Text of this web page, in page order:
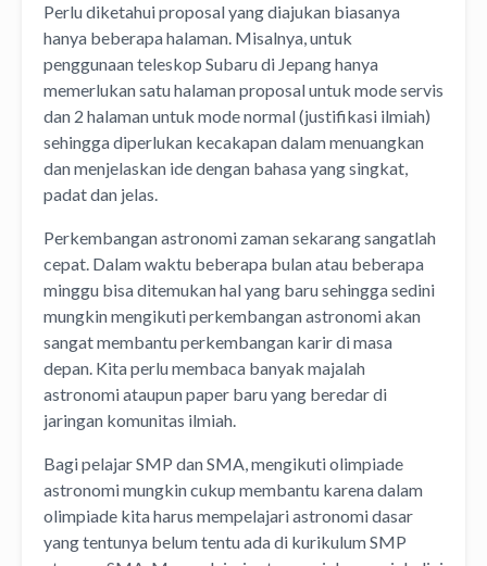
Perlu diketahui proposal yang diajukan biasanya
hanya beberapa halaman. Misalnya, untuk
penggunaan teleskop Subaru di Jepang hanya
memerlukan satu halaman proposal untuk mode servis
dan 2 halaman untuk mode normal (justifikasi ilmiah)
sehingga diperlukan kecakapan dalam menuangkan
dan menjelaskan ide dengan bahasa yang singkat,
padat dan jelas.
Perkembangan astronomi zaman sekarang sangatlah
cepat. Dalam waktu beberapa bulan atau beberapa
minggu bisa ditemukan hal yang baru sehingga sedini
mungkin mengikuti perkembangan astronomi akan
sangat membantu perkembangan karir di masa
depan. Kita perlu membaca banyak majalah
astronomi ataupun paper baru yang beredar di
jaringan komunitas ilmiah.
Bagi pelajar SMP dan SMA, mengikuti olimpiade
astronomi mungkin cukup membantu karena dalam
olimpiade kita harus mempelajari astronomi dasar
yang tentunya belum tentu ada di kurikulum SMP